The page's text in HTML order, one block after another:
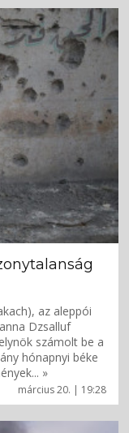
március 20. | 19:28
az aleppói
Dzsalluf
számolt be a
hónapnyi béke
»